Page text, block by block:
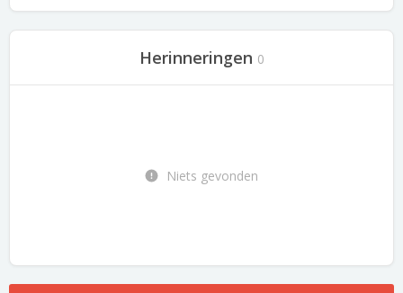
Herinneringen 0
Niets gevonden